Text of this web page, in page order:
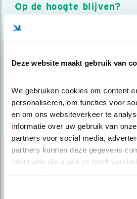
Deze website maakt gebruik van
We gebruiken cookies om content
personaliseren, om functies voor
en om ons websiteverkeer te
informatie over uw gebruik van
partners voor social media,
partners kunnen deze gegevens
informatie die u aan ze heeft
Op de hoogte blijven?
Meld je aan en ontvang nieuws,
over vogels en activiteiten van